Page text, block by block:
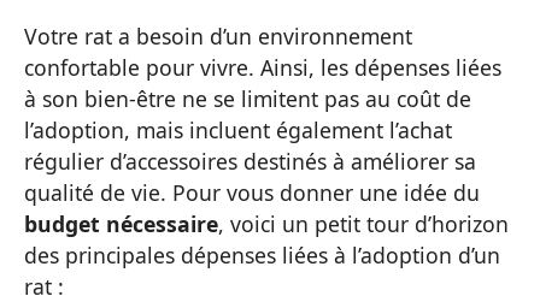
Votre rat a besoin d’un environnement
confortable pour vivre. Ainsi, les dépenses liées
à son bien-être ne se limitent pas au coût de
l’adoption, mais incluent également l’achat
régulier d’accessoires destinés à améliorer sa
qualité de vie. Pour vous donner une idée du
budget nécessaire, voici un petit tour d’horizon
des principales dépenses liées à l’adoption d’un
rat :